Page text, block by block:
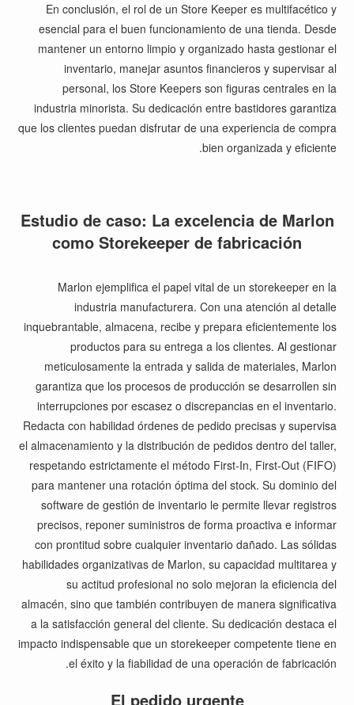
En conclusión, el rol de un Store Keeper es multifacético y
esencial para el buen funcionamiento de una tienda. Desde
mantener un entorno limpio y organizado hasta gestionar el
inventario, manejar asuntos financieros y supervisar al
personal, los Store Keepers son figuras centrales en la
industria minorista. Su dedicación entre bastidores garantiza
que los clientes puedan disfrutar de una experiencia de compra
bien organizada y eficiente.
Estudio de caso: La excelencia de Marlon
como Storekeeper de fabricación
Marlon ejemplifica el papel vital de un storekeeper en la
industria manufacturera. Con una atención al detalle
inquebrantable, almacena, recibe y prepara eficientemente los
productos para su entrega a los clientes. Al gestionar
meticulosamente la entrada y salida de materiales, Marlon
garantiza que los procesos de producción se desarrollen sin
interrupciones por escasez o discrepancias en el inventario.
Redacta con habilidad órdenes de pedido precisas y supervisa
el almacenamiento y la distribución de pedidos dentro del taller,
respetando estrictamente el método First-In, First-Out (FIFO)
para mantener una rotación óptima del stock. Su dominio del
software de gestión de inventario le permite llevar registros
precisos, reponer suministros de forma proactiva e informar
con prontitud sobre cualquier inventario dañado. Las sólidas
habilidades organizativas de Marlon, su capacidad multitarea y
su actitud profesional no solo mejoran la eficiencia del
almacén, sino que también contribuyen de manera significativa
a la satisfacción general del cliente. Su dedicación destaca el
impacto indispensable que un storekeeper competente tiene en
el éxito y la fiabilidad de una operación de fabricación.
El pedido urgente